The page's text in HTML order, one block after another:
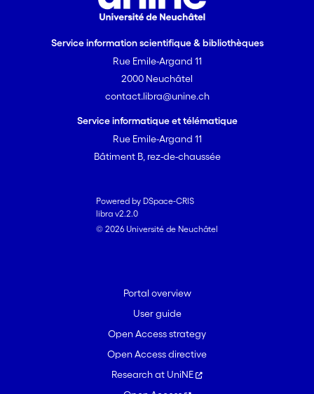
Service information scientifique & bibliothèques
Rue Emile-Argand 11
2000 Neuchâtel
contact.libra@unine.ch
Service informatique et télématique
Rue Emile-Argand 11
Bâtiment B, rez-de-chaussée
Powered by DSpace-CRIS
libra v2.2.0
© 2026 Université de Neuchâtel
Portal overview
User guide
Open Access strategy
Open Access directive
Research at UniNE